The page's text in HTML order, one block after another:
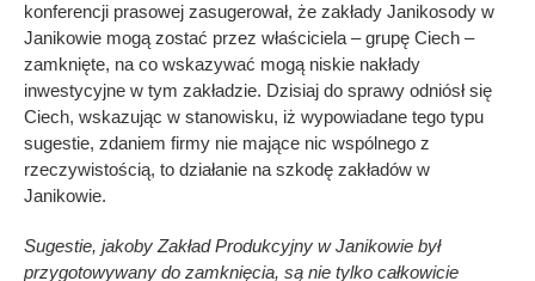
konferencji prasowej zasugerował, że zakłady Janikosody w
Janikowie mogą zostać przez właściciela – grupę Ciech –
zamknięte, na co wskazywać mogą niskie nakłady
inwestycyjne w tym zakładzie. Dzisiaj do sprawy odniósł się
Ciech, wskazując w stanowisku, iż wypowiadane tego typu
sugestie, zdaniem firmy nie mające nic wspólnego z
rzeczywistością, to działanie na szkodę zakładów w
Janikowie.
Sugestie, jakoby Zakład Produkcyjny w Janikowie był
przygotowywany do zamknięcia, są nie tylko całkowicie